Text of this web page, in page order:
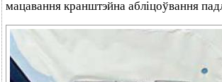
мацавання кранштэйна абліцоўвання